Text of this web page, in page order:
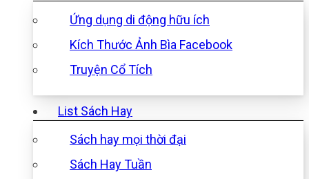
Ứng dụng di động hữu ích
Kích Thước Ảnh Bìa Facebook
Truyện Cổ Tích
List Sách Hay
Sách hay mọi thời đại
Sách Hay Tuần